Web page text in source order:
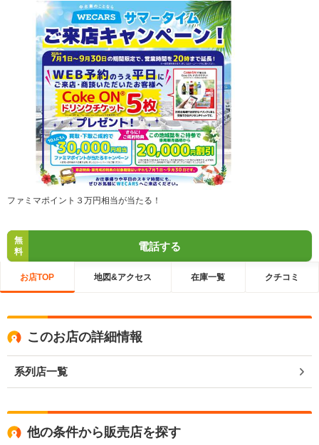
ファミマポイント３万円相当が当たる！
無
料
電話する
お店TOP 地図&アクセス 在庫一覧 クチコミ
このお店の詳細情報
系列店一覧
他の条件から販売店を探す